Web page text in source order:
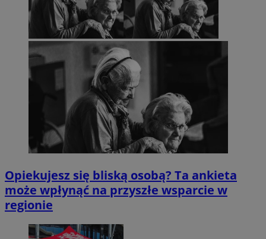
Opiekujesz się bliską osobą? Ta ankieta
może wpłynąć na przyszłe wsparcie w
regionie